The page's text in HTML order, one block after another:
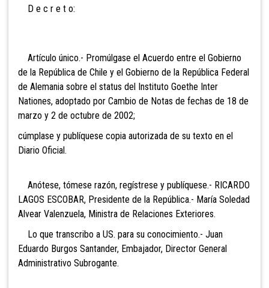
D e c r e t o:
Artículo único.- Promúlgase el Acuerdo entre el Gobierno
de la República de Chile y el Gobierno de la República Federal
de Alemania sobre el status del Instituto Goethe Inter
Nationes, adoptado por Cambio de Notas de fechas de 18 de
marzo y 2 de octubre de 2002;
cúmplase y publíquese copia autorizada de su texto en el
Diario Oficial.
Anótese, tómese razón, regístrese y publíquese.- RICARDO
LAGOS ESCOBAR, Presidente de la República.- María Soledad
Alvear Valenzuela, Ministra de Relaciones Exteriores.
Lo que transcribo a US. para su conocimiento.- Juan
Eduardo Burgos Santander, Embajador, Director General
Administrativo Subrogante.